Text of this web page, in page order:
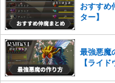
また、過度な利用規約の違
った場合は、法的措置をとら
かじめご理解くださいませ。
おすすめ
ター】
最強悪魔
【ライド